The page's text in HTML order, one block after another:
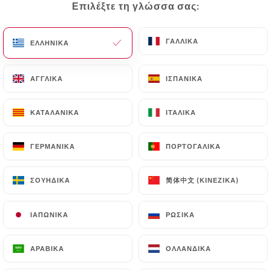
Επιλέξτε τη γλώσσα σας:
ΕΛΛΗΝΙΚΆ ΓΑΛΛΙΚΆ
ΑΓΓΛΙΚΆ ΙΣΠΑΝΙΚΆ
ΚΑΤΑΛΑΝΙΚΆ ΙΤΑΛΙΚΆ
ΓΕΡΜΑΝΙΚΆ ΠΟΡΤΟΓΑΛΙΚΆ
ΣΟΥΗΔΙΚΆ 简体中文 (ΚΙΝΈΖΙΚΑ)
ΙΑΠΩΝΙΚΆ ΡΩΣΙΚΆ
ΑΡΑΒΙΚΆ ΟΛΛΑΝΔΙΚΆ
ΑΡΧΙΚΉ/ΕΠΑΦΉ
Rasna Restaurant
Επιλέξτε τη γλώσσα σας:
ΕΛΛΗΝΙΚΆ ΓΑΛΛΙΚΆ
ΑΓΓΛΙΚΆ ΙΣΠΑΝΙΚΆ
ΚΑΤΑΛΑΝΙΚΆ ΙΤΑΛΙΚΆ
ΓΕΡΜΑΝΙΚΆ ΠΟΡΤΟΓΑΛΙΚΆ
ΣΟΥΗΔΙΚΆ 简体中文 (ΚΙΝΈΖΙΚΑ)
ΙΑΠΩΝΙΚΆ ΡΩΣΙΚΆ
ΑΡΑΒΙΚΆ ΟΛΛΑΝΔΙΚΆ